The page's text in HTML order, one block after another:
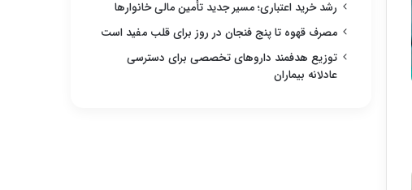
رشد خرید اعتباری؛ مسیر جدید تأمین مالی خانوارها
مصرف قهوه تا پنج فنجان در روز برای قلب مفید است
توزیع هدفمند داروهای تخصصی برای دسترسی
عادلانه بیماران